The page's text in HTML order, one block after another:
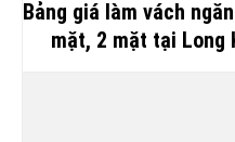
Bảng giá làm vách
mặt, 2 mặt tại Long